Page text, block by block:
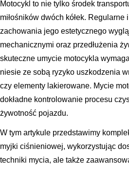
Motocykl to nie tylko środek
miłośników dwóch kółek.
zachowania jego estetycznego
mechanicznymi oraz przedłużenia
skuteczne umycie motocykla
niesie ze sobą ryzyko uszkodzenia
czy elementy lakierowane. Mycie
dokładne kontrolowanie procesu
żywotność pojazdu.
W tym artykule przedstawimy
myjki ciśnieniowej, wykorzystując
techniki mycia, ale także